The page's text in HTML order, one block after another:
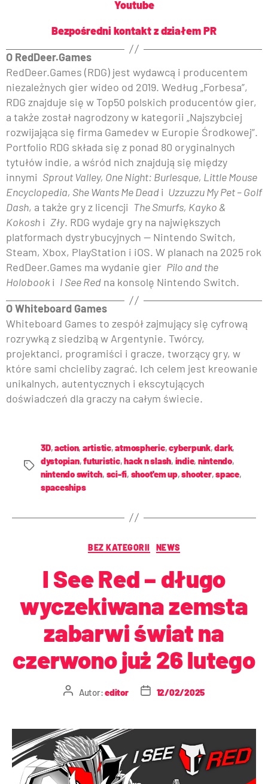
Youtube
Bezpośredni kontakt z działem PR
O RedDeer.Games
RedDeer.Games (RDG) jest wydawcą i producentem
niezależnych gier wideo od 2019. Według „Forbesa”,
RDG znajduje się w Top50 polskich producentów gier,
a także został nagrodzony w kategorii „Najszybciej
rozwijająca się firma Gamedev w Europie Środkowej”.
Portfolio RDG składa się z ponad 80 oryginalnych
tytułów indie, a wśród nich znajdują się między
innymi Sprout Valley, One Night: Burlesque, Little Mouse
Encyclopedia, She Wants Me Deadi Uzzuzzu My Pet – Golf
Dash, a także gry z licencji The Smurfs, Kayko &
Kokosh i Zły. RDG wydaje gry na największych
platformach dystrybucyjnych — Nintendo Switch,
Steam, Xbox, PlayStation i iOS. W planach na 2025 rok
RedDeer.Games ma wydanie gier Pilo and the
Holobooki I See Red na konsolę Nintendo Switch.
O Whiteboard Games
Whiteboard Games to zespół zajmujący się cyfrową
rozrywką z siedzibą w Argentynie. Twórcy,
projektanci, programiści i gracze, tworzący gry, w
które sami chcieliby zagrać. Ich celem jest kreowanie
unikalnych, autentycznych i ekscytujących
doświadczeń dla graczy na całym świecie.
3D,action, artistic,atmospheric,cyberpunk,dark,
dystopian,futuristic,hack n slash, indie, nintendo,
nintendo switch, sci-fi, shoot'em up,shooter,space,
spaceships
BEZ KATEGORII NEWS
I See Red – długo
wyczekiwana zemsta
zabarwi świat na
czerwono już 26 lutego
Autor:editor 12/02/2025